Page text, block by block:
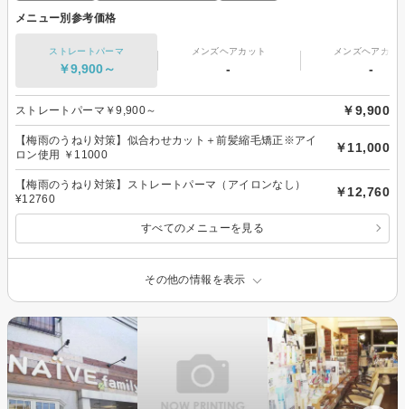
メニュー別参考価格
ストレートパーマ
￥9,900～
メンズヘアカット
-
メンズヘアカラ
-
ストレートパーマ￥9,900～ ￥9,900
【梅雨のうねり対策】似合わせカット＋前髪縮毛矯正※アイ
ロン使用 ￥11000
￥11,000
【梅雨のうねり対策】ストレートパーマ（アイロンなし）
¥12760
￥12,760
すべてのメニューを見る
その他の情報を表示